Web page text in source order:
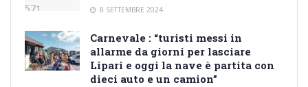
8 SETTEMBRE 2024
Carnevale : “turisti messi in
allarme da giorni per lasciare
Lipari e oggi la nave è partita con
dieci auto e un camion”